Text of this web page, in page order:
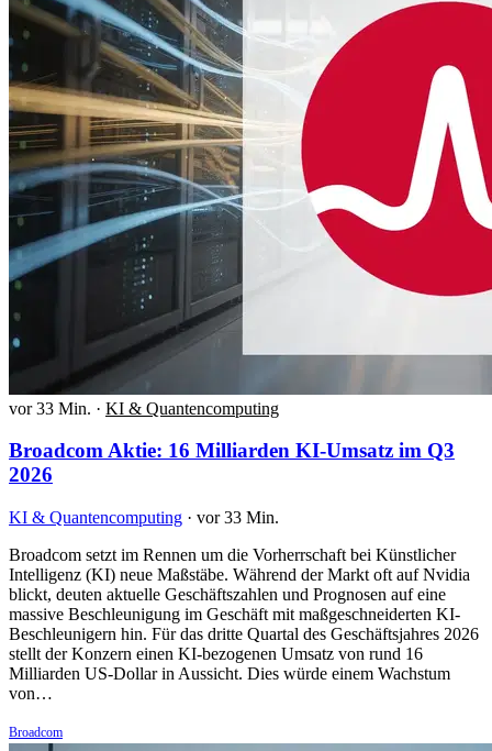
vor 33 Min. · KI & Quantencomputing
Broadcom Aktie: 16 Milliarden KI-Umsatz im Q3
2026
KI & Quantencomputing · vor 33 Min.
Broadcom setzt im Rennen um die Vorherrschaft bei Künstlicher
Intelligenz (KI) neue Maßstäbe. Während der Markt oft auf Nvidia
blickt, deuten aktuelle Geschäftszahlen und Prognosen auf eine
massive Beschleunigung im Geschäft mit maßgeschneiderten KI-
Beschleunigern hin. Für das dritte Quartal des Geschäftsjahres 2026
stellt der Konzern einen KI-bezogenen Umsatz von rund 16
Milliarden US-Dollar in Aussicht. Dies würde einem Wachstum
von…
Broadcom